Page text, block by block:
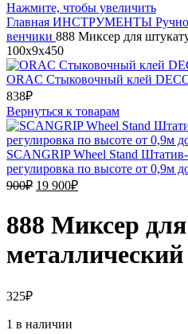
Нажмите, чтобы увеличить
Главная ИНСТРУМЕНТЫ
венчики 888 Миксер для
100х9х450
ORAC Стыковочный клей
838₽
Вернуться к товарам
SCANGRIP Wheel Stand
регулировка по высоте от 0,9м
900₽ 19 900₽
888 Миксер
металлический
325₽
1 в наличии